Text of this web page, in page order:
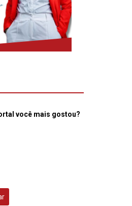
você mais gostou?